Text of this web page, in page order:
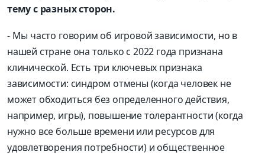
тему с разных сторон.
- Мы часто говорим об игровой зависимости, но в
нашей стране она только с 2022 года признана
клинической. Есть три ключевых признака
зависимости: синдром отмены (когда человек не
может обходиться без определенного действия,
например, игры), повышение толерантности (когда
нужно все больше времени или ресурсов для
удовлетворения потребности) и общественное